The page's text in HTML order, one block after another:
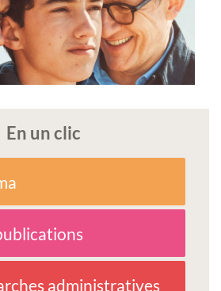
En un clic
administratives